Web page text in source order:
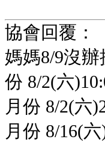
協會回覆：
媽媽8/9沒
份 8/2(六
月份 8/2(六
月份 8/16(